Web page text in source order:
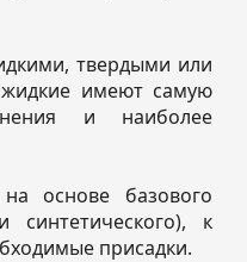
твердыми или
имеют самую
и наиболее
основе базового
синтетического), к
присадки.